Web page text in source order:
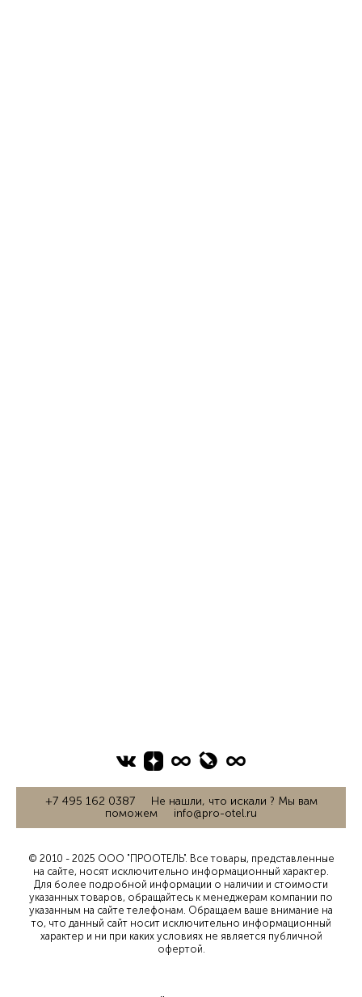
+7 495 162 0387 Не нашли, что искали ? Мы вам
поможем info@pro-otel.ru
© 2010 - 2025 ООО "ПРООТЕЛЬ". Все товары, представленные
на сайте, носят исключительно информационный характер.
Для более подробной информации о наличии и стоимости
указанных товаров, обращайтесь к менеджерам компании по
указанным на сайте телефонам. Обращаем ваше внимание на
то, что данный сайт носит исключительно информационный
характер и ни при каких условиях не является публичной
офертой.